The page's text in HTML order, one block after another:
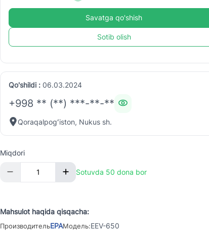
Savatga qo'shish
Sotib olish
Qo'shildi : 06.03.2024
+998 ** (**) ***-**-**
Qoraqalpogʻiston, Nukus sh.
Miqdori
Sotuvda 50 dona bor
Mahsulot haqida qisqacha:
ПроизводительEPAМодель:EEV-650